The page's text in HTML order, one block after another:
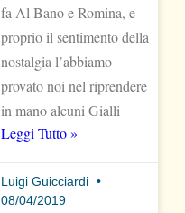
fa Al Bano e Romina, e
proprio il sentimento della
nostalgia l’abbiamo
provato noi nel riprendere
in mano alcuni Gialli
Leggi Tutto »
Luigi Guicciardi
08/04/2019